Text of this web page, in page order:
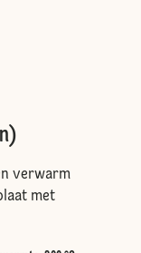
verwarm
met